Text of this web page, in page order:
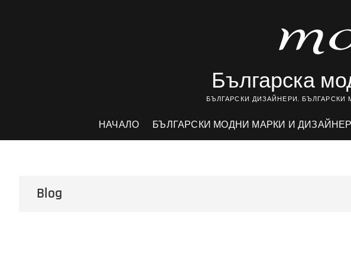
Българска
БЪЛГАРСКИ ДИЗАЙНЕРИ,
НАЧАЛО БЪЛГАРСКИ МОДНИ МАРКИ И
Blog